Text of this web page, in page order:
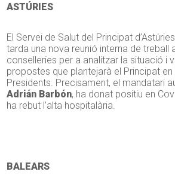
ASTÚRIES
El Servei de Salut del Principat
tarda una nova reunió interna de treball
conselleries per a analitzar la situació i
propostes que plantejarà el Principat
Presidents. Precisament, el mandatari
Adrián Barbón, ha donat positiu en
ha rebut l’alta hospitalària.
BALEARS